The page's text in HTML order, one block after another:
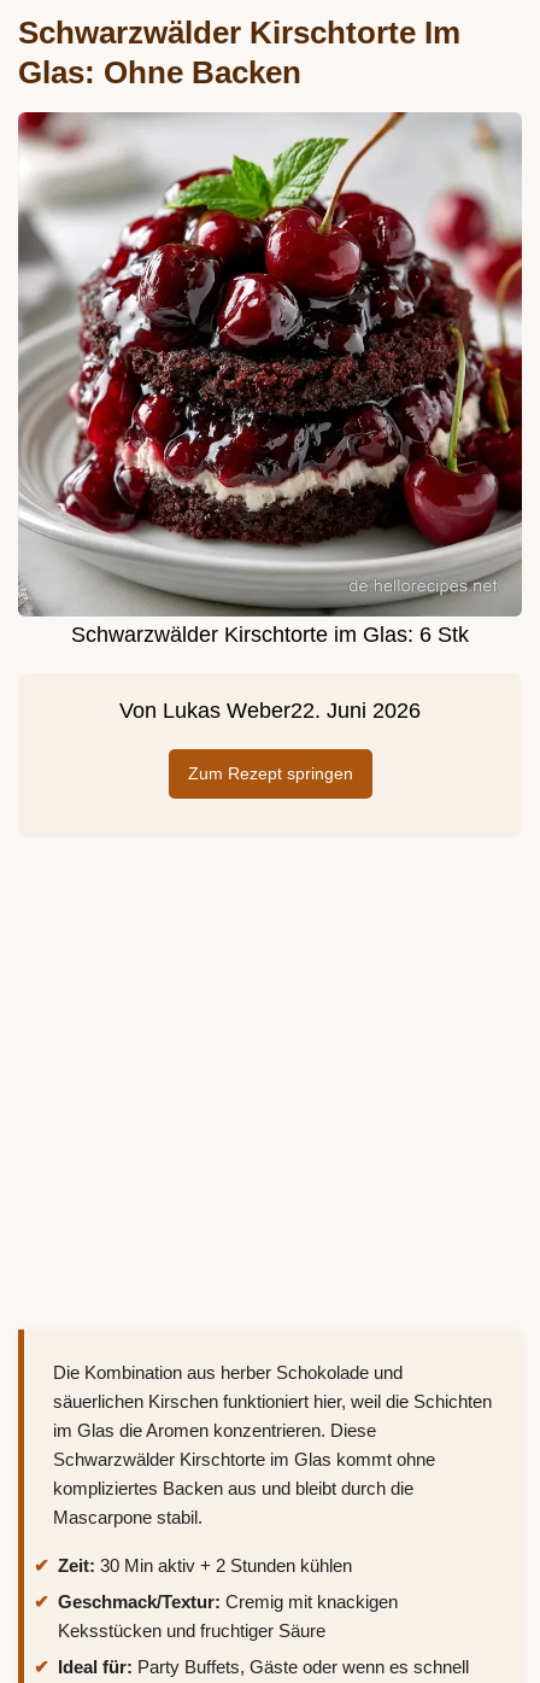
Schwarzwälder Kirschtorte Im
Glas: Ohne Backen
Schwarzwälder Kirschtorte im Glas: 6 Stk
Von Lukas Weber22. Juni 2026
Zum Rezept springen
Die Kombination aus herber Schokolade und
säuerlichen Kirschen funktioniert hier, weil die Schichten
im Glas die Aromen konzentrieren. Diese
Schwarzwälder Kirschtorte im Glas kommt ohne
kompliziertes Backen aus und bleibt durch die
Mascarpone stabil.
Zeit: 30 Min aktiv + 2 Stunden kühlen
Geschmack/Textur: Cremig mit knackigen
Keksstücken und fruchtiger Säure
Ideal für: Party Buffets, Gäste oder wenn es schnell